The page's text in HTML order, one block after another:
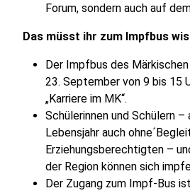
Forum, sondern auch auf
Das müsst ihr zum Impfbus
Der Impfbus des
23. September von 9 bis 15
„Karriere im MK“.
Schülerinnen und Schülern –
Lebensjahr auch
Erziehungsberechtigten –
der Region können sich
Der Zugang zum Impf-Bus